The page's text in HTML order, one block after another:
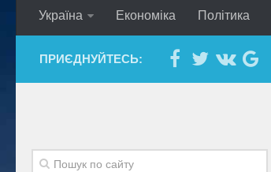
Україна Економіка Політика
ПРИЄДНУЙТЕСЬ: